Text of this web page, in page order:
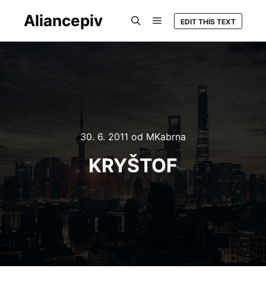
Aliancepiv EDIT THIS TEXT
30. 6. 2011 od MKabrna
KRYŠTOF